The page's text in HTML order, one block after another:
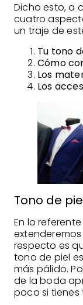
Dicho esto, a
cuatro
un traje de
Tu tono
Cómo
Los
Los
Tono de
En lo
respecto es
tono de piel
más pálido.
de la boda
poco si tienes